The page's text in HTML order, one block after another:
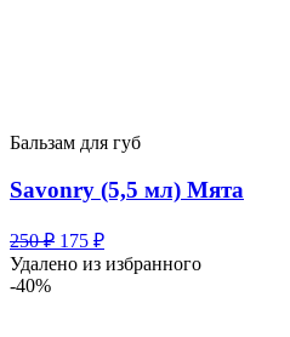
Бальзам для губ
Savonry (5,5 мл) Мята
250₽ Первоначальная
цена
составляла
175 ₽Текущая
цена:
Удалено из избранного
-40%